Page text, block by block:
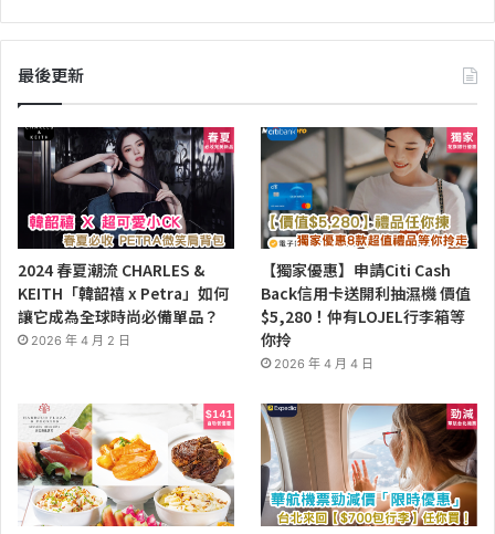
最後更新
2024 春夏潮流 CHARLES &
KEITH「韓韶禧 x Petra」如何
讓它成為全球時尚必備單品？
2026 年 4 月 2 日
【獨家優惠】申請Citi Cash
Back信用卡送開利抽濕機 價值
$5,280！仲有LOJEL行李箱等
你拎
2026 年 4 月 4 日